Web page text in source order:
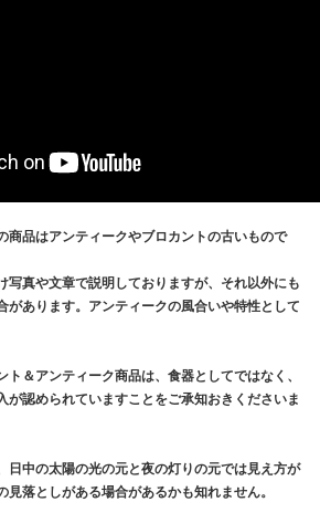
商品はアンティークやブロカントの古いもので
写真や文章で説明しておりますが、それ以外にも
があります。アンティークの風合いや特性として
ト＆アンティーク商品は、食器としてではなく、
が認められていますことをご承知おきくださいま
日中の太陽の光の元と夜の灯りの元では見え方が
落としがある場合があるかも知れません。